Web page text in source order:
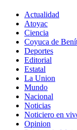
Actualidad
Atoyac
Ciencia
Coyuca de
Deportes
Editorial
Estatal
La Union
Mundo
Nacional
Noticias
Noticiero en
Opinion